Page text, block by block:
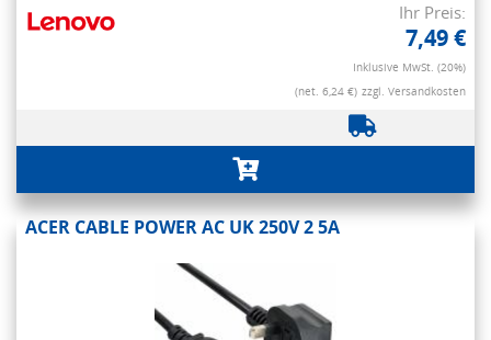
Ihr Preis:
7,49 €
Inklusive MwSt. (20%)
(net. 6,24 €) zzgl. Versandkosten
ACER CABLE POWER AC UK 250V 2 5A